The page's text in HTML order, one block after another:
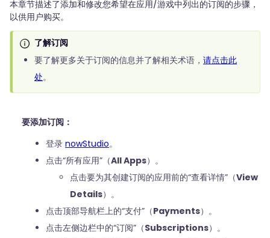
本章节描述了添加和修改您希望在应用/游戏中列出的订阅的步骤，
以供用户购买。
了解订阅
要了解更多关于订阅的信息并了解相关术语， 请点击此
处。
要添加订阅：
登录 nowStudio。
点击“所有应用”（All Apps）。
点击要为其创建订阅的应用前的“查看详情”（View
Details）。
点击顶部导航栏上的“支付”（Payments）。
点击左侧边栏中的“订阅”（Subscriptions）。